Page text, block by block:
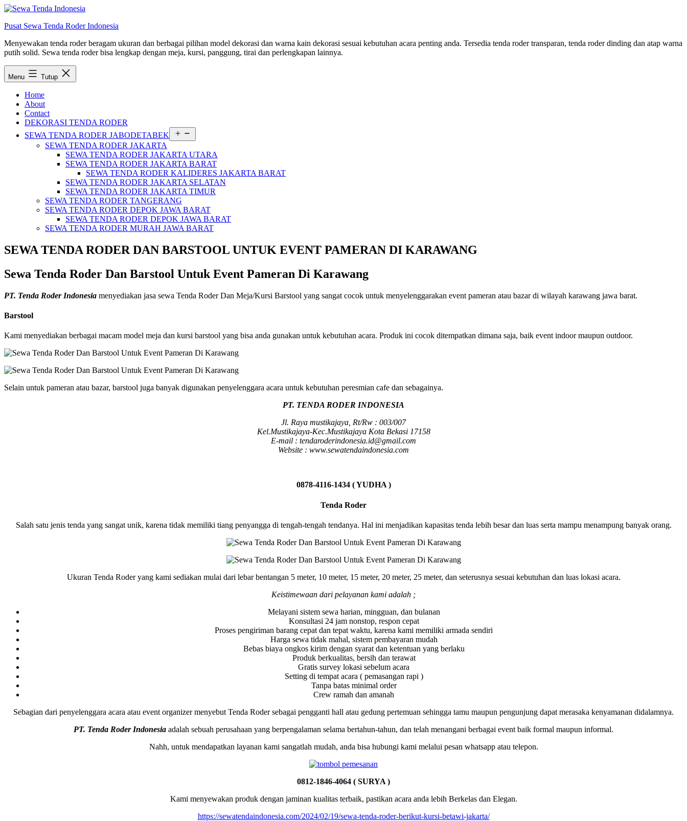
Lewati
konten
Pusat Sewa Tenda Roder Indonesia
Menyewakan tenda roder beragam ukuran dan berbagai pilihan model dekorasi dan warna kain dekorasi sesuai kebutuhan acara penting anda. Tersedia tenda roder transparan, tenda roder dinding dan atap warna
putih solid. Sewa tenda roder bisa lengkap dengan meja, kursi, panggung, tirai dan perlengkapan lainnya.
Menu Tutup
Home
About
Contact
DEKORASI TENDA RODER
SEWA TENDA RODER JABODETABEK
menu
SEWA TENDA RODER JAKARTA
SEWA TENDA RODER JAKARTA UTARA
SEWA TENDA RODER JAKARTA BARAT
SEWA TENDA RODER KALIDERES JAKARTA BARAT
SEWA TENDA RODER JAKARTA SELATAN
SEWA TENDA RODER JAKARTA TIMUR
SEWA TENDA RODER TANGERANG
SEWA TENDA RODER DEPOK JAWA BARAT
SEWA TENDA RODER DEPOK JAWA BARAT
SEWA TENDA RODER MURAH JAWA BARAT
SEWA TENDA RODER DAN BARSTOOL UNTUK EVENT PAMERAN DI KARAWANG
Sewa Tenda Roder Dan Barstool Untuk Event Pameran Di Karawang
PT. Tenda Roder Indonesia menyediakan jasa sewa Tenda Roder Dan Meja/Kursi Barstool yang sangat cocok untuk menyelenggarakan event pameran atau bazar di wilayah karawang jawa barat.
Barstool
Kami menyediakan berbagai macam model meja dan kursi barstool yang bisa anda gunakan untuk kebutuhan acara. Produk ini cocok ditempatkan dimana saja, baik event indoor maupun outdoor.
Selain untuk pameran atau bazar, barstool juga banyak digunakan penyelenggara acara untuk kebutuhan peresmian cafe dan sebagainya.
PT. TENDA RODER INDONESIA
Jl. Raya mustikajaya, Rt/Rw : 003/007
Kel.Mustikajaya-Kec.Mustikajaya Kota Bekasi 17158
E-mail : tendaroderindonesia.id@gmail.com
Website : www.sewatendaindonesia.com
0878-4116-1434 ( YUDHA )
Tenda Roder
Salah satu jenis tenda yang sangat unik, karena tidak memiliki tiang penyangga di tengah-tengah tendanya. Hal ini menjadikan kapasitas tenda lebih besar dan luas serta mampu menampung banyak orang.
Ukuran Tenda Roder yang kami sediakan mulai dari lebar bentangan 5 meter, 10 meter, 15 meter, 20 meter, 25 meter, dan seterusnya sesuai kebutuhan dan luas lokasi acara.
Keistimewaan dari pelayanan kami adalah ;
Melayani sistem sewa harian, mingguan, dan bulanan
Konsultasi 24 jam nonstop, respon cepat
Proses pengiriman barang cepat dan tepat waktu, karena kami memiliki armada sendiri
Harga sewa tidak mahal, sistem pembayaran mudah
Bebas biaya ongkos kirim dengan syarat dan ketentuan yang berlaku
Produk berkualitas, bersih dan terawat
Gratis survey lokasi sebelum acara
Setting di tempat acara ( pemasangan rapi )
Tanpa batas minimal order
Crew ramah dan amanah
Sebagian dari penyelenggara acara atau event organizer menyebut Tenda Roder sebagai pengganti hall atau gedung pertemuan sehingga tamu maupun pengunjung dapat merasaka kenyamanan didalamnya.
PT. Tenda Roder Indonesia adalah sebuah perusahaan yang berpengalaman selama bertahun-tahun, dan telah menangani berbagai event baik formal maupun informal.
Nahh, untuk mendapatkan layanan kami sangatlah mudah, anda bisa hubungi kami melalui pesan whatsapp atau telepon.
0812-1846-4064 ( SURYA )
Kami menyewakan produk dengan jaminan kualitas terbaik, pastikan acara anda lebih Berkelas dan Elegan.
https://sewatendaindonesia.com/2024/02/19/sewa-tenda-roder-berikut-kursi-betawi-jakarta/